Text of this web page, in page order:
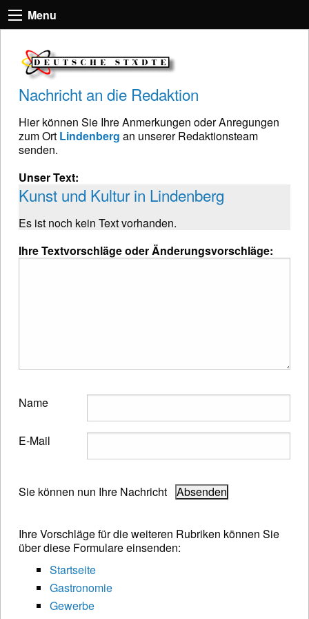
Menu
Nachricht an die Redaktion
Hier können Sie Ihre Anmerkungen oder Anregungen
zum Ort Lindenberg an unserer Redaktionsteam
senden.
Unser Text:
Kunst und Kultur in Lindenberg
Es ist noch kein Text vorhanden.
Ihre Textvorschläge oder Änderungsvorschläge:
Name
E-Mail
Sie können nun Ihre Nachricht
Ihre Vorschläge für die weiteren Rubriken können Sie
über diese Formulare einsenden:
Startseite
Gastronomie
Gewerbe